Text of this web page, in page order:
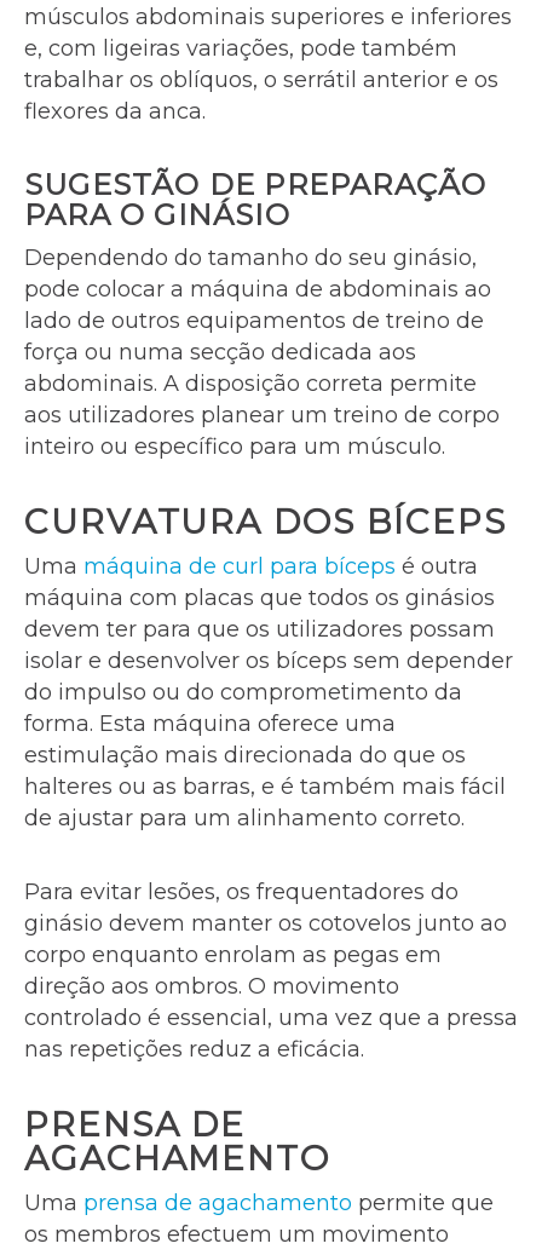
músculos abdominais superiores e inferiores
e, com ligeiras variações, pode também
trabalhar os oblíquos, o serrátil anterior e os
flexores da anca.
SUGESTÃO DE PREPARAÇÃO
PARA O GINÁSIO
Dependendo do tamanho do seu ginásio,
pode colocar a máquina de abdominais ao
lado de outros equipamentos de treino de
força ou numa secção dedicada aos
abdominais. A disposição correta permite
aos utilizadores planear um treino de corpo
inteiro ou específico para um músculo.
CURVATURA DOS BÍCEPS
Uma máquina de curl para bíceps é outra
máquina com placas que todos os ginásios
devem ter para que os utilizadores possam
isolar e desenvolver os bíceps sem depender
do impulso ou do comprometimento da
forma. Esta máquina oferece uma
estimulação mais direcionada do que os
halteres ou as barras, e é também mais fácil
de ajustar para um alinhamento correto.
Para evitar lesões, os frequentadores do
ginásio devem manter os cotovelos junto ao
corpo enquanto enrolam as pegas em
direção aos ombros. O movimento
controlado é essencial, uma vez que a pressa
nas repetições reduz a eficácia.
PRENSA DE
AGACHAMENTO
Uma prensa de agachamento permite que
os membros efectuem um movimento